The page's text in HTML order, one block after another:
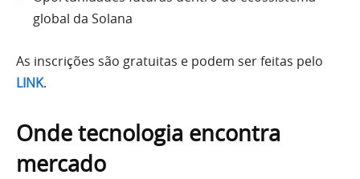
global da Solana
As inscrições são gratuitas e podem ser feitas pelo
LINK.
Onde tecnologia encontra
mercado